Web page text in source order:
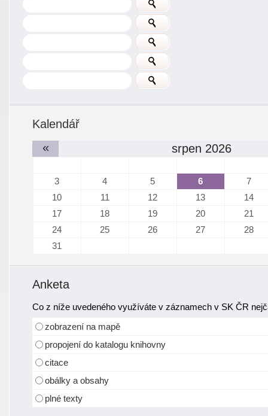
Kalendář
«
srpen 2026
3 4 5 6
7
10
11 12 13
14
17
18 19 20
21
24
25 26 27
28
31
Anketa
Co z níže uvedeného využíváte v záznamech v SK ČR
zobrazení na mapě
propojení do katalogu knihovny
citace
obálky a obsahy
plné texty